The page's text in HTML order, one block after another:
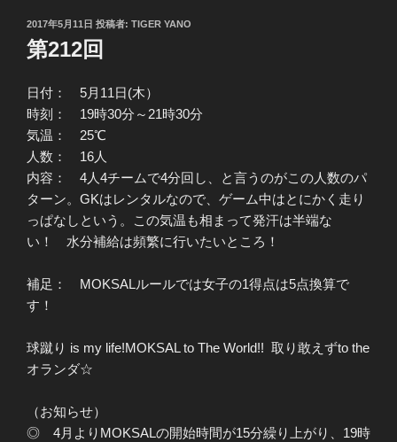
投
稿
日:
2017年5月11日 投稿者: TIGER YANO
第212回
日付： 5月11日(木）
時刻： 19時30分～21時30分
気温： 25℃
人数： 16人
内容： 4人4チームで4分回し、と言うのがこの人数のパ
ターン。GKはレンタルなので、ゲーム中はとにかく走り
っぱなしという。この気温も相まって発汗は半端な
い！ 水分補給は頻繁に行いたいところ！
補足： MOKSALルールでは女子の1得点は5点換算で
す！
球蹴り is my life!MOKSAL to The World!! 取り敢えずto the
オランダ☆
（お知らせ）
◎ 4月よりMOKSALの開始時間が15分繰り上がり、19時